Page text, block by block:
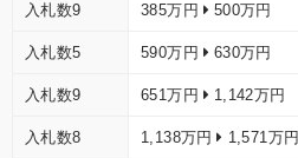
入札数9 385万円 500万円
入札数5 590万円 630万円
入札数9 651万円 1,142万円
入札数8 1,138万円 1,571万円